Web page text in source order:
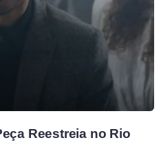
Reestreia no Rio